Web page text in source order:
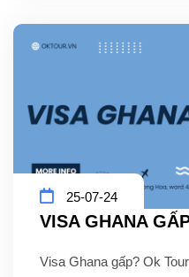
25-07-24
VISA GHANA
Visa Ghana gấp? Ok